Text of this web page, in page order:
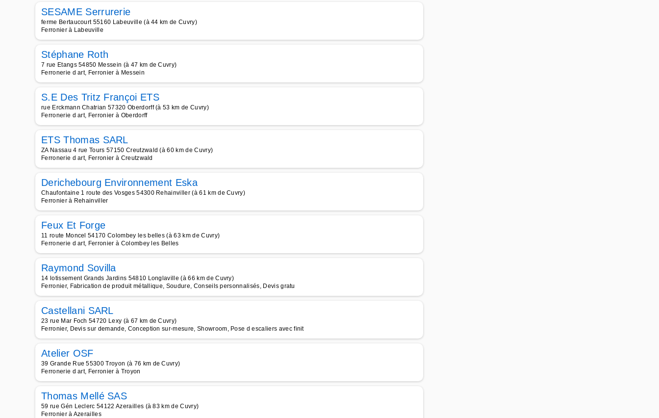
SESAME Serrurerie
ferme Bertaucourt 55160 Labeuville (à 44 km de Cuvry)
Ferronier à Labeuville
Stéphane Roth
7 rue Etangs 54850 Messein (à 47 km de Cuvry)
Ferronerie d art, Ferronier à Messein
S.E Des Tritz Françoi ETS
rue Erckmann Chatrian 57320 Oberdorff (à 53 km de Cuvry)
Ferronerie d art, Ferronier à Oberdorff
ETS Thomas SARL
ZA Nassau 4 rue Tours 57150 Creutzwald (à 60 km de Cuvry)
Ferronerie d art, Ferronier à Creutzwald
Derichebourg Environnement Eska
Chaufontaine 1 route des Vosges 54300 Rehainviller (à 61 km de Cuvry)
Ferronier à Rehainviller
Feux Et Forge
11 route Moncel 54170 Colombey les belles (à 63 km de Cuvry)
Ferronerie d art, Ferronier à Colombey les Belles
Raymond Sovilla
14 lotissement Grands Jardins 54810 Longlaville (à 66 km de Cuvry)
Ferronier, Fabrication de produit métallique, Soudure, Conseils personnalisés, Devis gratu
Castellani SARL
23 rue Mar Foch 54720 Lexy (à 67 km de Cuvry)
Ferronier, Devis sur demande, Conception sur-mesure, Showroom, Pose d escaliers avec finit
Atelier OSF
39 Grande Rue 55300 Troyon (à 76 km de Cuvry)
Ferronerie d art, Ferronier à Troyon
Thomas Mellé SAS
59 rue Gén Leclerc 54122 Azerailles (à 83 km de Cuvry)
Ferronier à Azerailles